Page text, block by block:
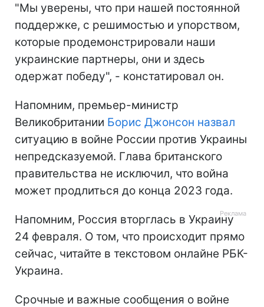
"Мы уверены, что при нашей постоянной
поддержке, с решимостью и упорством,
которые продемонстрировали наши
украинские партнеры, они и здесь
одержат победу", - констатировал он.
Напомним, премьер-министр
Великобритании Борис Джонсон назвал
ситуацию в войне России против Украины
непредсказуемой. Глава британского
правительства не исключил, что война
может продлиться до конца 2023 года.
Напомним, Россия вторглась в Украину
24 февраля. О том, что происходит прямо
сейчас, читайте в текстовом онлайне РБК-
Украина.
Срочные и важные сообщения о войне